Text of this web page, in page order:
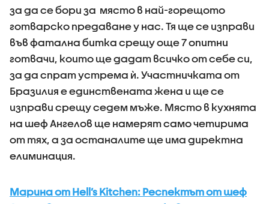
за да се бори за място в най-горещото
готварско предаване у нас. Тя ще се изправи
във фатална битка срещу още 7 опитни
готвачи, които ще дадат всичко от себе си,
за да спрат устрема ѝ. Участничката от
Бразилия е единствената жена и ще се
изправи срещу седем мъже. Място в кухнята
на шеф Ангелов ще намерят само четирима
от тях, а за останалите ще има директна
елиминация.
Марина от Hell’s Kitchen: Респектът от шеф